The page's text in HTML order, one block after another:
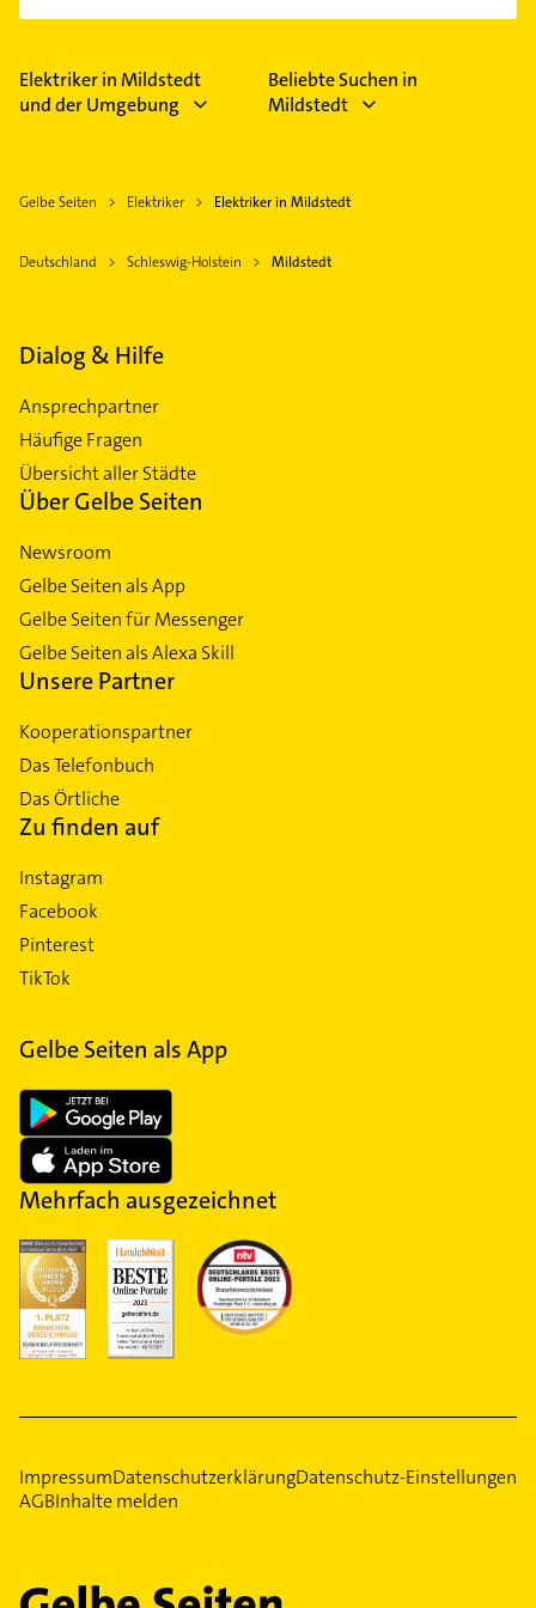
Elektriker in Mildstedt
und der Umgebung
Beliebte Suchen in
Mildstedt
Gelbe Seiten Elektriker Elektriker in Mildstedt
Deutschland Schleswig-Holstein Mildstedt
Dialog & Hilfe
Ansprechpartner
Häufige Fragen
Übersicht aller Städte
Über Gelbe Seiten
Newsroom
Gelbe Seiten als App
Gelbe Seiten für Messenger
Gelbe Seiten als Alexa Skill
Unsere Partner
Kooperationspartner
Das Telefonbuch
Das Örtliche
Zu finden auf
Instagram
Facebook
Pinterest
TikTok
Gelbe Seiten als App
Mehrfach ausgezeichnet
ImpressumDatenschutzerklärungDatenschutz-Einstellungen
AGBInhalte melden